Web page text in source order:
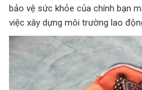
bảo vệ sức khỏe của chính bạn
việc xây dựng môi trường lao